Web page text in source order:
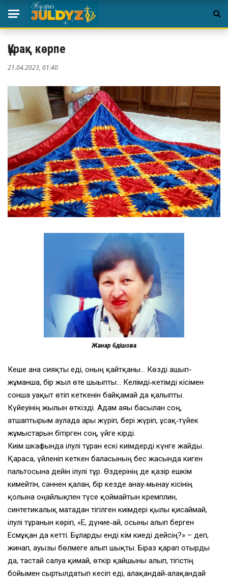
Құрақ көрпе
21.04.2023, 01:40
Жанар Әбдішова
Кеше ғана сияқты еді, оның қайтқаны… Көзді ашып-
жұмғанша, бір жыл өте шығыпты… Келімді‑кетімді кісімен
сонша уақыт өтіп кеткенін байқамай да қалыпты.
Күйеуінің жылын өткізді. Адам аяғы басылған соң,
атшаптырым аулада ары жүріп, бері жүріп, ұсақ‑түйек
жұмыстарын бітірген соң, үйге кірді.
Киім шкафында ілулі тұрған ескі киімдерді күнге жайды.
Қараса, үйленіп кеткен баласының бес жасында киген
пальтосына дейін ілулі тұр. Өздерінің де қазір ешкім
кимейтін, сәннен қалған, бір кезде анау‑мынау кісінің
қолына оңайлықпен түсе қоймайтын кремплин,
синтетикалық матадан тігілген киімдері қылы қисаймай,
ілулі тұрғанын көріп, «Е, дүние‑ай, осыны алып берген
Есмұқан да кетті. Бұларды енді кім киеді дейсің?» – деп,
жинап, ауызғы бөлмеге алып шықты. Біраз қарап отырды
да, тастай салуға қимай, өткір қайшыны алып, тігістің
бойымен сыртылдатып кесіп еді, алақандай‑алақандай